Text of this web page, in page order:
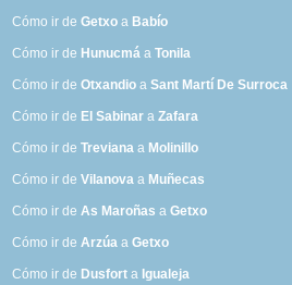
Cómo ir deGetxo a Babío
Cómo ir de Hunucmá aTonila
Cómo ir deOtxandio aSant Martí De Surroca
Cómo ir de El Sabinar aZafara
Cómo ir deTreviana a Molinillo
Cómo ir deVilanova a Muñecas
Cómo ir deAs Maroñas aGetxo
Cómo ir deArzúa aGetxo
Cómo ir de Dusfort a Igualeja